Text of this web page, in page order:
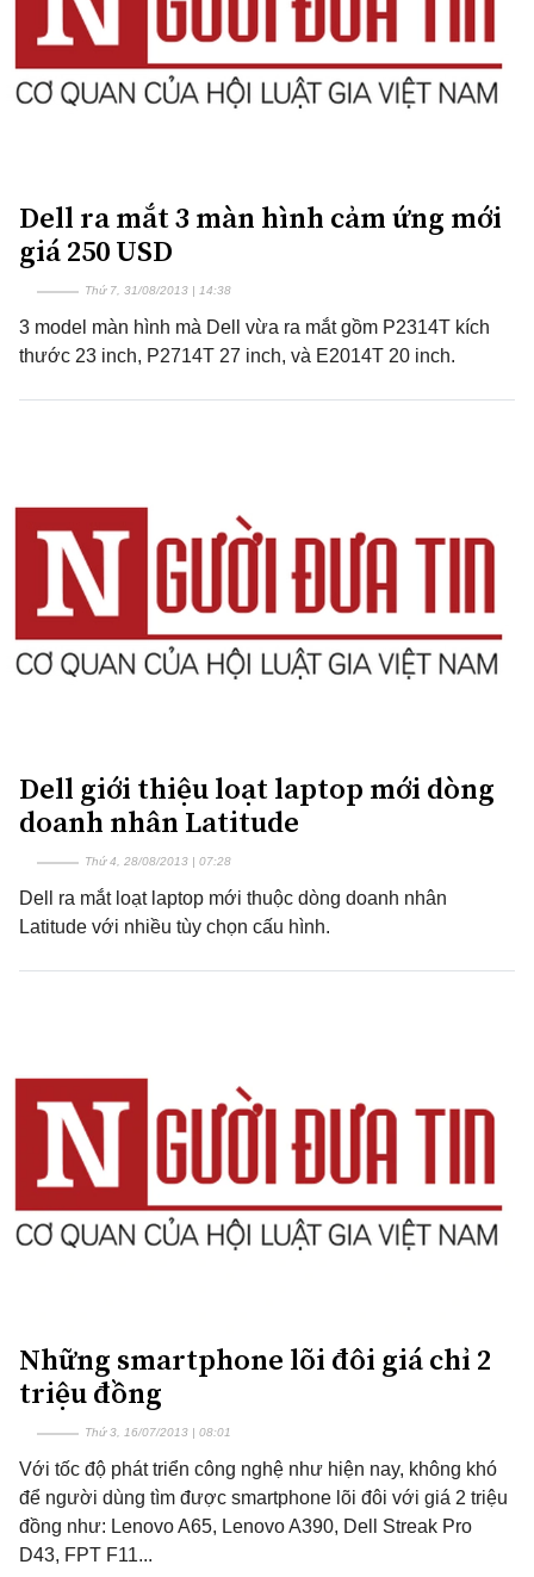
Dell ra mắt 3 màn hình cảm ứng mới
giá 250 USD
Thứ 7, 31/08/2013 | 14:38
3 model màn hình mà Dell vừa ra mắt gồm P2314T kích
thước 23 inch, P2714T 27 inch, và E2014T 20 inch.
Dell giới thiệu loạt laptop mới dòng
doanh nhân Latitude
Thứ 4, 28/08/2013 | 07:28
Dell ra mắt loạt laptop mới thuộc dòng doanh nhân
Latitude với nhiều tùy chọn cấu hình.
Những smartphone lõi đôi giá chỉ 2
triệu đồng
Thứ 3, 16/07/2013 | 08:01
Với tốc độ phát triển công nghệ như hiện nay, không khó
để người dùng tìm được smartphone lõi đôi với giá 2 triệu
đồng như: Lenovo A65, Lenovo A390, Dell Streak Pro
D43, FPT F11...